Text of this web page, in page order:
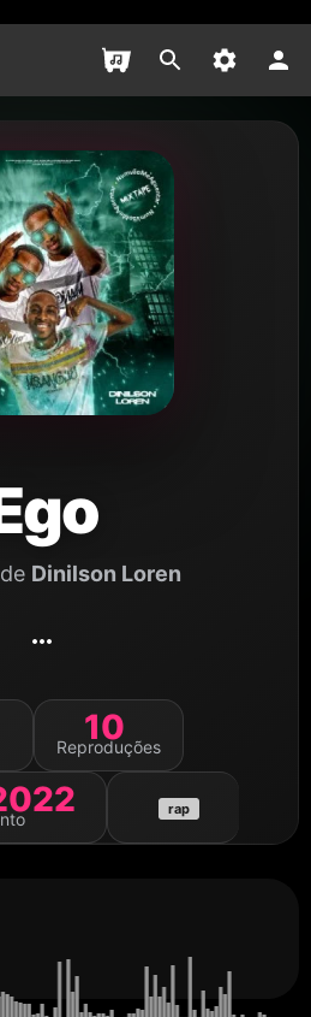
Dinilson Loren
10
Reproduções
rap